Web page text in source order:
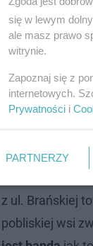
Sopot Festiwal
przerwały
z ul. Brańskiej
pobliskiej wsi
się w lewym
ale masz prawo
witrynie.
Zapoznaj się z
internetowych.
Prywatności i
PARTNERZY